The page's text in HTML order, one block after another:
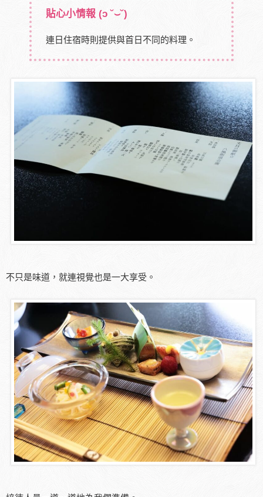
貼心小情報 (ɔ ˘⌣˘)
連日住宿時則提供與首日不同的料理。
不只是味道，就連視覺也是一大享受。